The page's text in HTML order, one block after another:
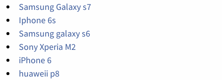
Samsung Galaxy s7
Iphone 6s
Samsung galaxy s6
Sony Xperia M2
iPhone 6
huaweii p8